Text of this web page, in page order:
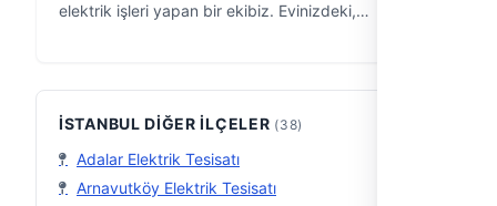
elektrik işleri yapan bir ekibiz. Evinizdeki,
İSTANBUL DIĞER İLÇELER (38)
Adalar Elektrik Tesisatı
Arnavutköy Elektrik Tesisatı